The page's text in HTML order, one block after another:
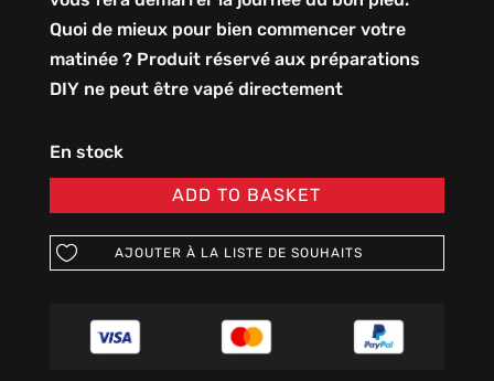
Quoi de mieux pour bien commencer votre
matinée ? Produit réservé aux préparations
DIY ne peut être vapé directement
En stock
ADD TO BASKET
AJOUTER À LA LISTE DE SOUHAITS